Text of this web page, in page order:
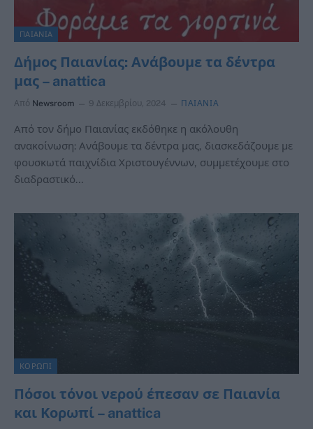
ΠΑΙΑΝΙΑ
Δήμος Παιανίας: Ανάβουμε τα δέντρα
μας – anattica
Από Newsroom 9 Δεκεμβρίου, 2024 ΠΑΙΑΝΙΑ
Από τον δήμο Παιανίας εκδόθηκε η ακόλουθη
ανακοίνωση: Ανάβουμε τα δέντρα μας, διασκεδάζουμε με
φουσκωτά παιχνίδια Χριστουγέννων, συμμετέχουμε στο
διαδραστικό…
ΚΟΡΩΠΙ
Πόσοι τόνοι νερού έπεσαν σε Παιανία
και Κορωπί – anattica